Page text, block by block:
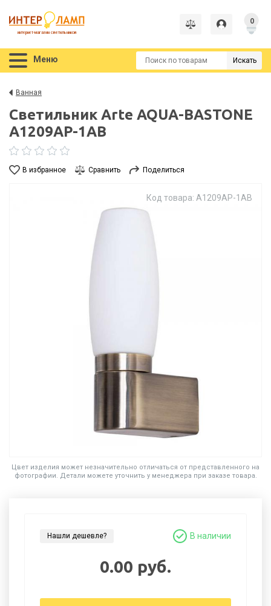
интернет-магазин светильников
0
Меню Искать
Ванная
Светильник Arte AQUA-BASTONE
A1209AP-1AB
В избранное Сравнить Поделиться
Код товара: A1209AP-1AB
Цвет изделия может незначительно отличаться от представленного на
фотографии. Детали можете уточнить у менеджера при заказе товара.
Нашли дешевле? В наличии
0.00 руб.